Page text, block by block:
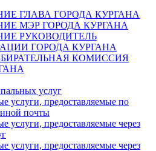
ГЛАВА ГОРОДА КУРГАНА
МЭР ГОРОДА КУРГАНА
РУКОВОДИТЕЛЬ
ГОРОДА КУРГАНА
КОМИССИЯ
услуг
услуги, предоставляемые по
почты
услуги, предоставляемые через
услуги, предоставляемые через